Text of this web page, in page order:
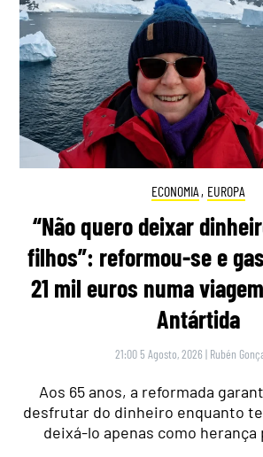
ECONOMIA , EUROPA
“Não quero deixar
filhos”: reformou-se e
21 mil euros numa
Antártida
21:00 5 Agosto, 2026 | Rubén
Aos 65 anos, a reformada
desfrutar do dinheiro enquanto
deixá-lo apenas como herança